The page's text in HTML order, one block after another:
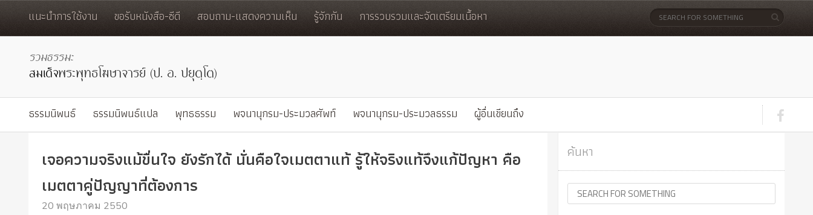
แนะนำการใช้งาน ขอรับหนังสือ-ซีดี สอบถาม-แสดงความเห็น รู้จักกัน การรวบรวมและจัดเตรียมเนื้อหา
ธรรมนิพนธ์ ธรรมนิพนธ์แปล พุทธธรรม พจนานุกรม-ประมวลศัพท์ พจนานุกรม-ประมวลธรรม ผู้อื่นเขียนถึง
เจอความจริงแม้ขื่นใจ ยังรักได้ นั่นคือใจเมตตาแท้ รู้ให้จริงแท้จึงแก้ปัญหา คือ
เมตตาคู่ปัญญาที่ต้องการ
20 พฤษภาคม 2550
ค้นหา